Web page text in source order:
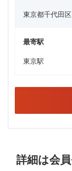
東京都千代田区
最寄駅
東京駅
詳細は会